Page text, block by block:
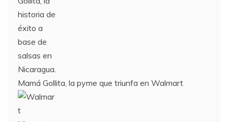
Mamá Gollita, la pyme que triunfa en Walmart